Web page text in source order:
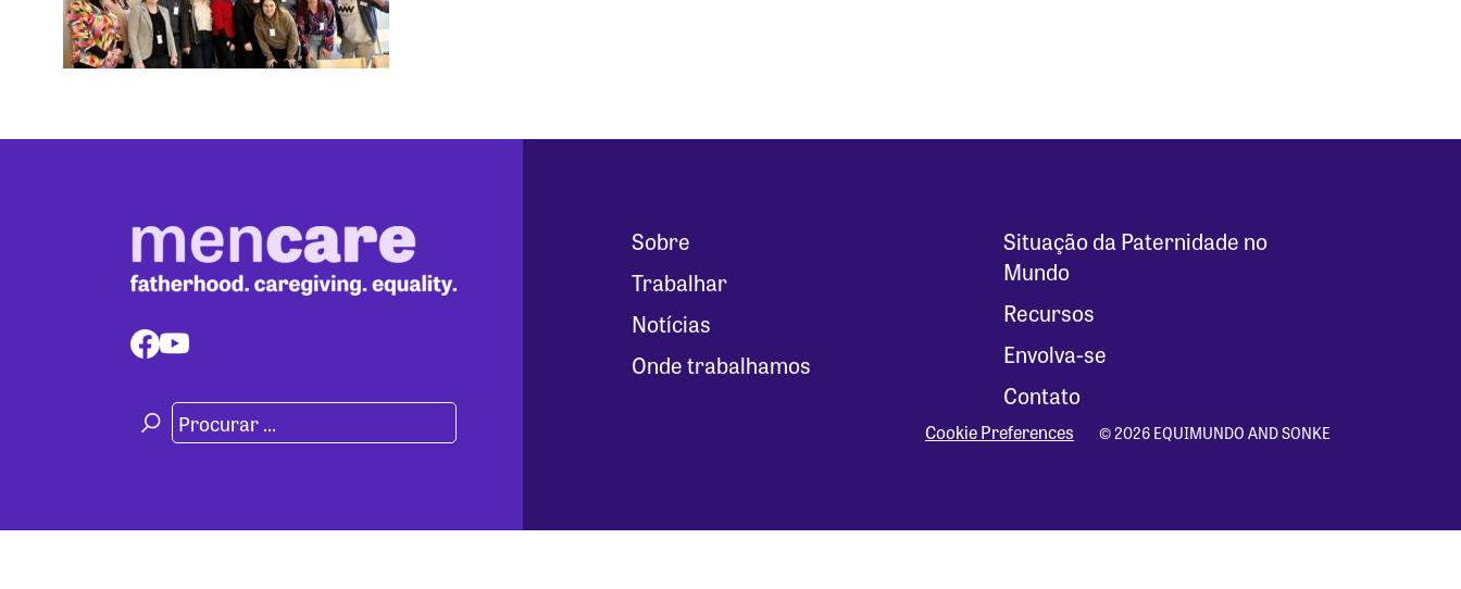
Sobre
Trabalhar
Notícias
Onde trabalhamos
Situação da Paternidade no
Mundo
Recursos
Envolva-se
Contato
Cookie Preferences © 2026 EQUIMUNDO AND SONKE